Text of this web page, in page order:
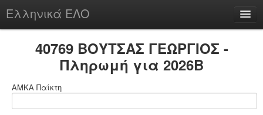
Ελληνικά ΕΛΟ
chesstu.be @ discord
40769 ΒΟΥΤΣΑΣ ΓΕΩΡΓΙΟΣ -
Πληρωμή για 2026B
ΑΜΚΑ Παίκτη